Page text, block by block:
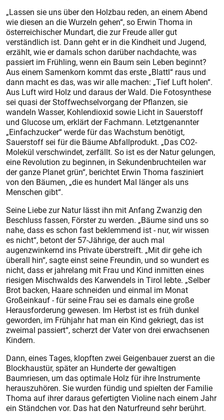
„Lassen sie uns über den Holzbau reden, an einem Abend
wie diesen an die Wurzeln gehen“, so Erwin Thoma in
österreichischer Mundart, die zur Freude aller gut
verständlich ist. Dann geht er in die Kindheit und Jugend,
erzählt, wie er damals schon darüber nachdachte, was
passiert im Frühling, wenn ein Baum sein Leben beginnt?
Aus einem Samenkorn kommt das erste „Blattl“ raus und
dann macht es das, was wir alle machen: „Tief Luft holen“.
Aus Luft wird Holz und daraus der Wald. Die Fotosynthese
sei quasi der Stoffwechselvorgang der Pflanzen, sie
wandeln Wasser, Kohlendioxid sowie Licht in Sauerstoff
und Glucose um, erklärt der Fachmann. Letztgenannter
„Einfachzucker“ werde für das Wachstum benötigt,
Sauerstoff sei für die Bäume Abfallprodukt. „Das CO2-
Molekül verschwindet, zerfällt. So ist es der Natur gelungen,
eine Revolution zu beginnen, in Sekundenbruchteilen war
der ganze Planet grün“, berichtet Erwin Thoma fasziniert
von den Bäumen, „die es hundert Mal länger als uns
Menschen gibt“.
Seine Liebe zur Natur lässt ihn mit Anfang Zwanzig den
Beschluss fassen, Förster zu werden. „Bäume sind uns so
nahe, dass es schon fast beklemmend ist - nur, wir wissen
es nicht“, betont der 57-Jährige, der auch mal
augenzwinkernd ins Private überstreift. „Mit dir gehe ich
überall hin“, sagte einst seine Freundin, und so wundert es
nicht, dass er jahrelang mit Frau und Kind inmitten eines
riesigen Mischwalds des Karwendels in Tirol lebte. „Selber
Brot backen, Haare schneiden und einmal im Monat
Großeinkauf - für seine Frau sei es damals eine große
Herausforderung gewesen. Im Herbst ist es früh dunkel
geworden, im Frühjahr hat man ein Kind gekriegt, das ist
zweimal passiert“, scherzt der Vater von drei erwachsenen
Kindern.
Dann, eines Tages, klopften zwei Geigenbauer zuerst an die
Blockhaustür, später an Hunderte der gewaltigen
Baumriesen, um das optimale Holz für ihre Instrumente
herauszuhören. Sie wurden fündig und spielten der Familie
Thoma auf ihrer daraus gefertigten Violine nach einem Jahr
ein Ständchen vor. Das hat den Naturfreund sehr berührt.